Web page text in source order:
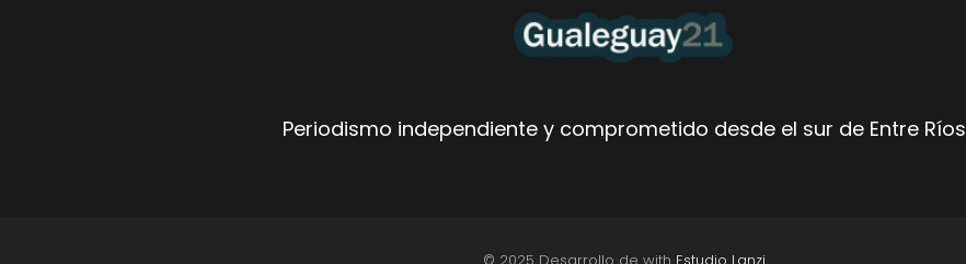
Periodismo independiente y comprometido desde el sur de Entre Ríos